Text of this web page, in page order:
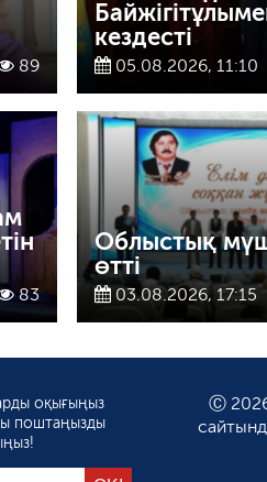
89
кездесті
05.08.2026, 11:10
83
Облыстық
өтті
03.08.2026, 17:15
оқығыңыз
поштаңызды
Ⓒ